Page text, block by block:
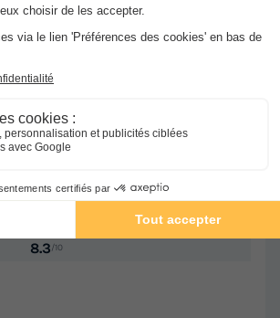
-Voir sur la carte
8.3/10